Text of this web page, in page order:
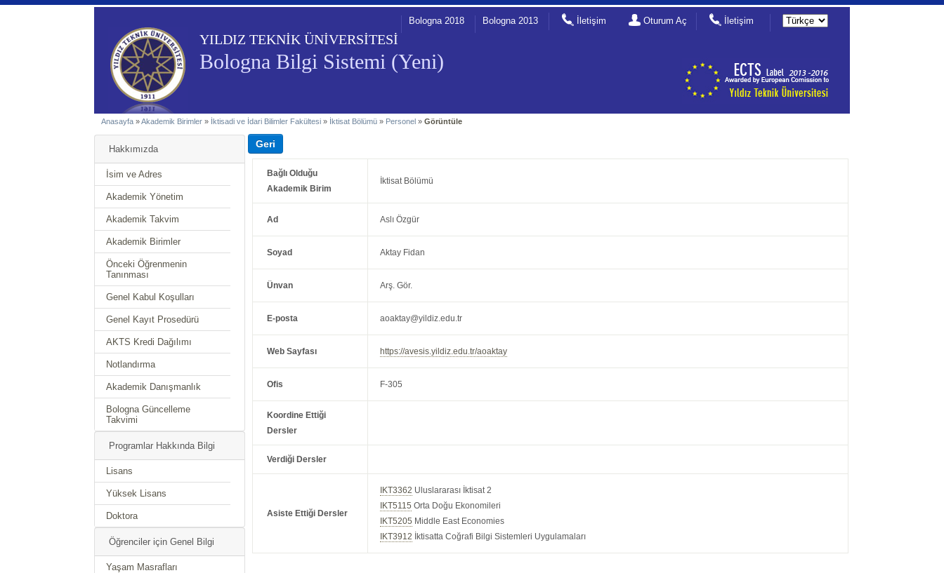
YILDIZ TEKNİK ÜNİVERSİTESİ
Bologna Bilgi Sistemi (Yeni)
Bologna 2018 Bologna 2013 İletişim Oturum Aç İletişim
Anasayfa »Akademik Birimler » İktisadi ve İdari Bilimler Fakültesi » İktisat Bölümü » Personel »Görüntüle
Hakkımızda
İsim ve Adres
Akademik Yönetim
Akademik Takvim
Akademik Birimler
Önceki Öğrenmenin
Tanınması
Genel Kabul Koşulları
Genel Kayıt Prosedürü
AKTS Kredi Dağılımı
Notlandırma
Akademik Danışmanlık
Bologna Güncelleme
Takvimi
Programlar Hakkında Bilgi
Lisans
Yüksek Lisans
Doktora
Öğrenciler için Genel Bilgi
Yaşam Masrafları
Bağlı Olduğu
Akademik Birim
İktisat Bölümü
Ad Aslı Özgür
Soyad Aktay Fidan
Ünvan Arş. Gör.
E-posta aoaktay@yildiz.edu.tr
Web Sayfası https://avesis.yildiz.edu.tr/aoaktay
Ofis F-305
Koordine Ettiği
Dersler
Verdiği Dersler
Asiste Ettiği Dersler
IKT3362 Uluslararası İktisat 2
IKT5115 Orta Doğu Ekonomileri
IKT5205 Middle East Economies
IKT3912
İktisatta Coğrafi Bilgi Sistemleri Uygulamaları